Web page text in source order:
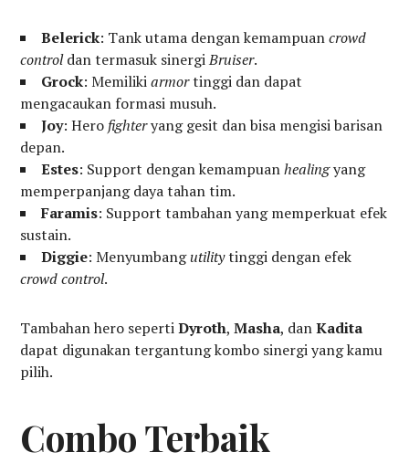
Belerick: Tank utama dengan kemampuancrowd
controldan termasuk sinergiBruiser.
Grock: Memilikiarmortinggi dan dapat
mengacaukan formasi musuh.
Joy: Hero fighteryang gesit dan bisa mengisi barisan
depan.
Estes: Support dengan kemampuanhealingyang
memperpanjang daya tahan tim.
Faramis: Support tambahan yang memperkuat efek
sustain.
Diggie: Menyumbangutilitytinggi dengan efek
crowd control.
Tambahan hero sepertiDyroth,Masha, danKadita
dapat digunakan tergantung kombo sinergi yang kamu
pilih.
Combo Terbaik